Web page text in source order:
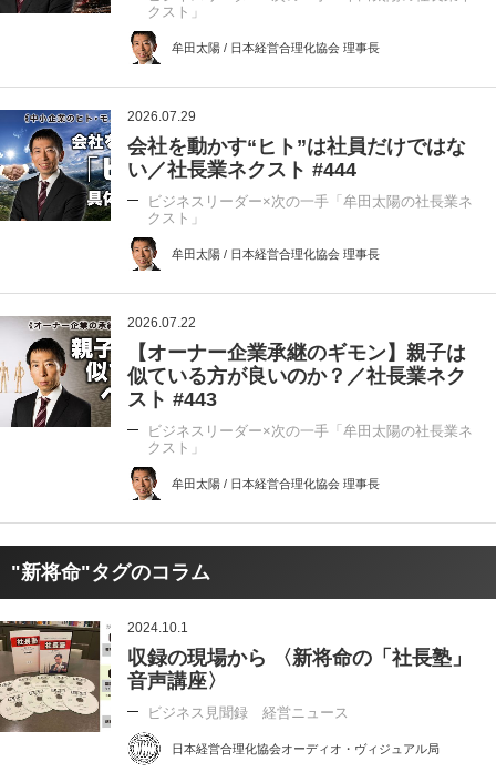
クスト」
牟田太陽 / 日本経営合理化協会 理事長
2026.07.29
会社を動かす“ヒト”は社員だけではな
い／社長業ネクスト #444
ビジネスリーダー×次の一手「牟田太陽の社長業ネ
クスト」
牟田太陽 / 日本経営合理化協会 理事長
2026.07.22
【オーナー企業承継のギモン】親子は
似ている方が良いのか？／社長業ネク
スト #443
ビジネスリーダー×次の一手「牟田太陽の社長業ネ
クスト」
牟田太陽 / 日本経営合理化協会 理事長
"新将命"タグのコラム
2024.10.1
収録の現場から 〈新将命の「社長塾」
音声講座〉
ビジネス見聞録 経営ニュース
日本経営合理化協会オーディオ・ヴィジュアル局